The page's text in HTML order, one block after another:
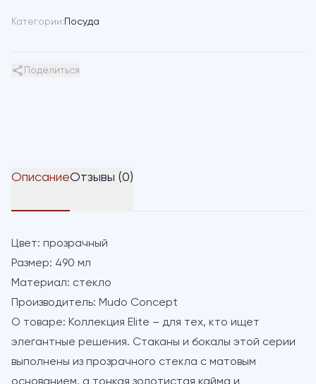
Категории: Посуда
Поделиться
ОписаниеОтзывы (0)
Цвет: прозрачный
Размер: 490 мл
Материал: стекло
Производитель: Mudo Concept
О товаре: Коллекция Elite – для тех, кто ищет
элегантные решения. Стаканы и бокалы этой серии
выполнены из прозрачного стекла с матовым